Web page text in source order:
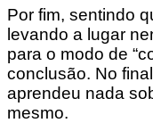
Por fim, sentindo
levando a lugar
para o modo de
conclusão. No
aprendeu nada
mesmo.